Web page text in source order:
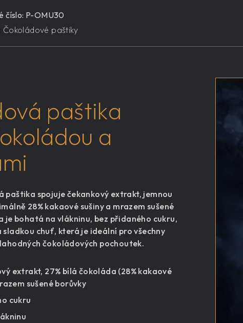
číslo: P-OMU30
Čokoládové paštiky
paštika
a
paštika spojuje čekankový extrakt, jemnou
28% kakaové sušiny a mrazem sušené
je bohatá na vlákninu, bez přidaného cukru,
sladkou chuť, která je ideální pro všechny
čokoládových pochoutek.
extrakt, 27% bílá čokoláda (28% kakaové
sušené borůvky
cukru